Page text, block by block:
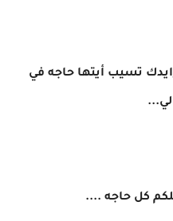
تسيب أيتها حاجه في
كل حاجه ....